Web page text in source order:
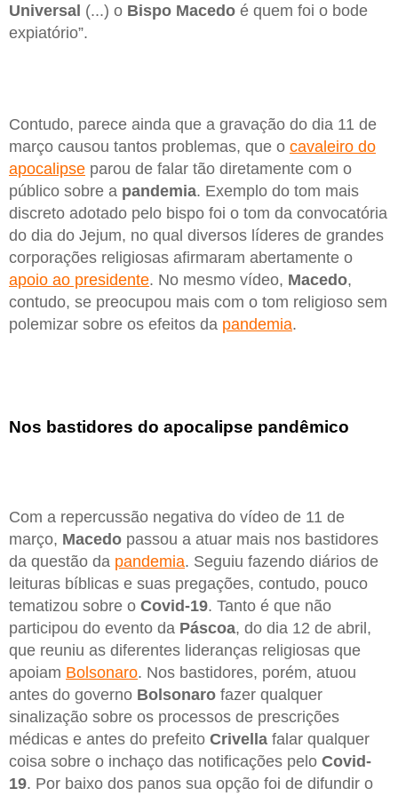
Universal (...) o Bispo Macedo é quem foi o bode
expiatório”.
Contudo, parece ainda que a gravação do dia 11 de
março causou tantos problemas, que o cavaleiro do
apocalipse parou de falar tão diretamente com o
público sobre a pandemia. Exemplo do tom mais
discreto adotado pelo bispo foi o tom da convocatória
do dia do Jejum, no qual diversos líderes de grandes
corporações religiosas afirmaram abertamente o
apoio ao presidente. No mesmo vídeo, Macedo,
contudo, se preocupou mais com o tom religioso sem
polemizar sobre os efeitos da pandemia.
Nos bastidores do apocalipse pandêmico
Com a repercussão negativa do vídeo de 11 de
março, Macedo passou a atuar mais nos bastidores
da questão da pandemia. Seguiu fazendo diários de
leituras bíblicas e suas pregações, contudo, pouco
tematizou sobre o Covid-19. Tanto é que não
participou do evento da Páscoa, do dia 12 de abril,
que reuniu as diferentes lideranças religiosas que
apoiam Bolsonaro. Nos bastidores, porém, atuou
antes do governo Bolsonaro fazer qualquer
sinalização sobre os processos de prescrições
médicas e antes do prefeito Crivella falar qualquer
coisa sobre o inchaço das notificações pelo Covid-
19. Por baixo dos panos sua opção foi de difundir o